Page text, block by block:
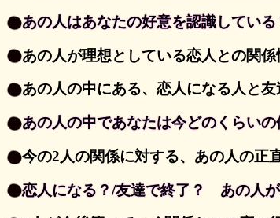
あの人はあなたの好意を認識している
あの人が理想としている恋人との関係
あの人の中にある、恋人になる人と
あの人の中であなたは今どのくらい
今の2人の関係に対する、あの人の正
恋人になる？/友達で終了？ あの人